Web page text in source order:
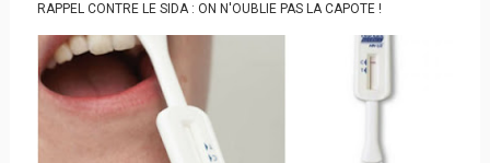
RAPPEL CONTRE LE SIDA : ON N'OUBLIE PAS LA CAPOTE !